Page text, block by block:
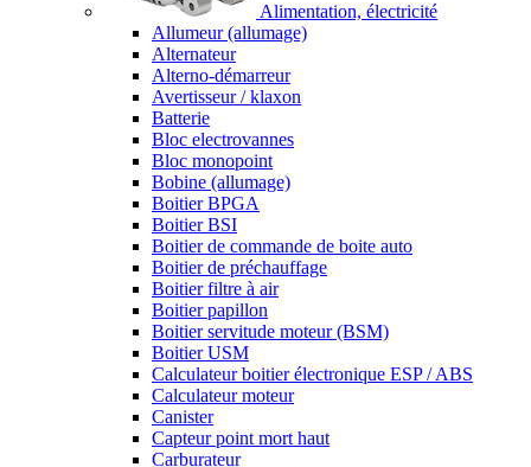
Alimentation, électricité
Allumeur (allumage)
Alternateur
Alterno-démarreur
Avertisseur / klaxon
Batterie
Bloc electrovannes
Bloc monopoint
Bobine (allumage)
Boitier BPGA
Boitier BSI
Boitier de commande de boite auto
Boitier de préchauffage
Boitier filtre à air
Boitier papillon
Boitier servitude moteur (BSM)
Boitier USM
Calculateur boitier électronique ESP / ABS
Calculateur moteur
Canister
Capteur point mort haut
Carburateur